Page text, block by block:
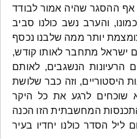
אף ההסגר שהיה אמור לבודד
והערב נשב כולנו סביב
יותר ממה שלבנו נכסף
ישראל מתחבר לאותו קודש,
הרעיונות הנשגבים, לאותם
היסטוריים, וזה כבר שלושת
שוכחים לרגע את כל היקר
המחשבתית הזו הכנה
ליל הסדר כולנו יחדיו בעיר